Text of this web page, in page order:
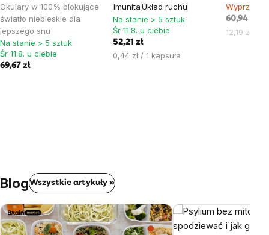
Okulary w 100% blokujące
światło niebieskie dla
lepszego snu
Na stanie > 5 sztuk
Śr 11.8. u ciebie
69,67 zł
ImunitaUkład ruchu
Na stanie > 5 sztuk
Śr 11.8. u ciebie
52,21 zł
Cena
0,44 zł / 1 kapsuła
60,94 zł
Cena
12,19 zł /
BlogWszystkie artykuły »